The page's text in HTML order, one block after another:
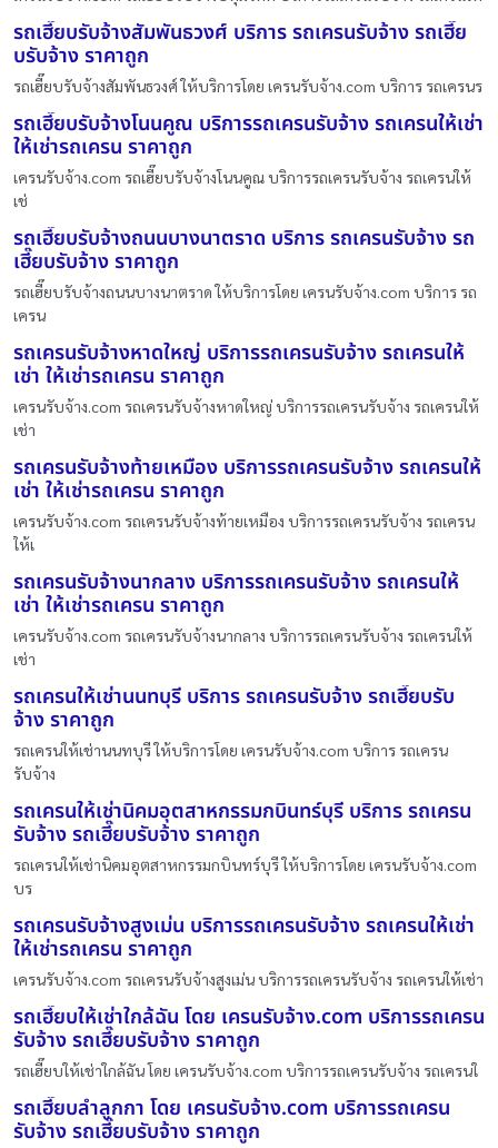
รถเฮี๊ยบรับจ้างสัมพันธวงศ์ บริการ รถเครนรับจ้าง รถเฮี๊ย
บรับจ้าง ราคาถูก
รถเฮี๊ยบรับจ้างสัมพันธวงศ์ ให้บริการโดย เครนรับจ้าง.com บริการ รถเครนร
รถเฮี๊ยบรับจ้างโนนคูณ บริการรถเครนรับจ้าง รถเครนให้เช่า
ให้เช่ารถเครน ราคาถูก
เครนรับจ้าง.com รถเฮี๊ยบรับจ้างโนนคูณ บริการรถเครนรับจ้าง รถเครนให้
เช่
รถเฮี๊ยบรับจ้างถนนบางนาตราด บริการ รถเครนรับจ้าง รถ
เฮี๊ยบรับจ้าง ราคาถูก
รถเฮี๊ยบรับจ้างถนนบางนาตราด ให้บริการโดย เครนรับจ้าง.com บริการ รถ
เครน
รถเครนรับจ้างหาดใหญ่ บริการรถเครนรับจ้าง รถเครนให้
เช่า ให้เช่ารถเครน ราคาถูก
เครนรับจ้าง.com รถเครนรับจ้างหาดใหญ่ บริการรถเครนรับจ้าง รถเครนให้
เช่า
รถเครนรับจ้างท้ายเหมือง บริการรถเครนรับจ้าง รถเครนให้
เช่า ให้เช่ารถเครน ราคาถูก
เครนรับจ้าง.com รถเครนรับจ้างท้ายเหมือง บริการรถเครนรับจ้าง รถเครน
ให้เ
รถเครนรับจ้างนากลาง บริการรถเครนรับจ้าง รถเครนให้
เช่า ให้เช่ารถเครน ราคาถูก
เครนรับจ้าง.com รถเครนรับจ้างนากลาง บริการรถเครนรับจ้าง รถเครนให้
เช่า
รถเครนให้เช่านนทบุรี บริการ รถเครนรับจ้าง รถเฮี๊ยบรับ
จ้าง ราคาถูก
รถเครนให้เช่านนทบุรี ให้บริการโดย เครนรับจ้าง.com บริการ รถเครน
รับจ้าง
รถเครนให้เช่านิคมอุตสาหกรรมกบินทร์บุรี บริการ รถเครน
รับจ้าง รถเฮี๊ยบรับจ้าง ราคาถูก
รถเครนให้เช่านิคมอุตสาหกรรมกบินทร์บุรี ให้บริการโดย เครนรับจ้าง.com
บร
รถเครนรับจ้างสูงเม่น บริการรถเครนรับจ้าง รถเครนให้เช่า
ให้เช่ารถเครน ราคาถูก
เครนรับจ้าง.com รถเครนรับจ้างสูงเม่น บริการรถเครนรับจ้าง รถเครนให้เช่า
รถเฮี๊ยบให้เช่าใกล้ฉัน โดย เครนรับจ้าง.com บริการรถเครน
รับจ้าง รถเฮี๊ยบรับจ้าง ราคาถูก
รถเฮี๊ยบให้เช่าใกล้ฉัน โดย เครนรับจ้าง.com บริการรถเครนรับจ้าง รถเครนใ
รถเฮี๊ยบลำลูกกา โดย เครนรับจ้าง.com บริการรถเครน
รับจ้าง รถเฮี๊ยบรับจ้าง ราคาถูก